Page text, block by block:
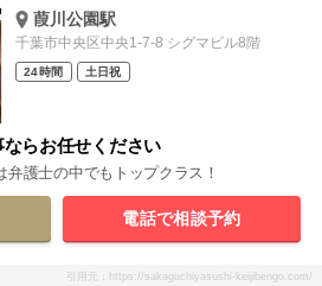
葭川公園駅
千葉市中央区中央1-7-8 シグマビル8階
24時間 土日祝
らお任せください
護士の中でもトップクラス！
電話で相談予約
引用元：https://sakaguchiyasushi-keijibengo.com/